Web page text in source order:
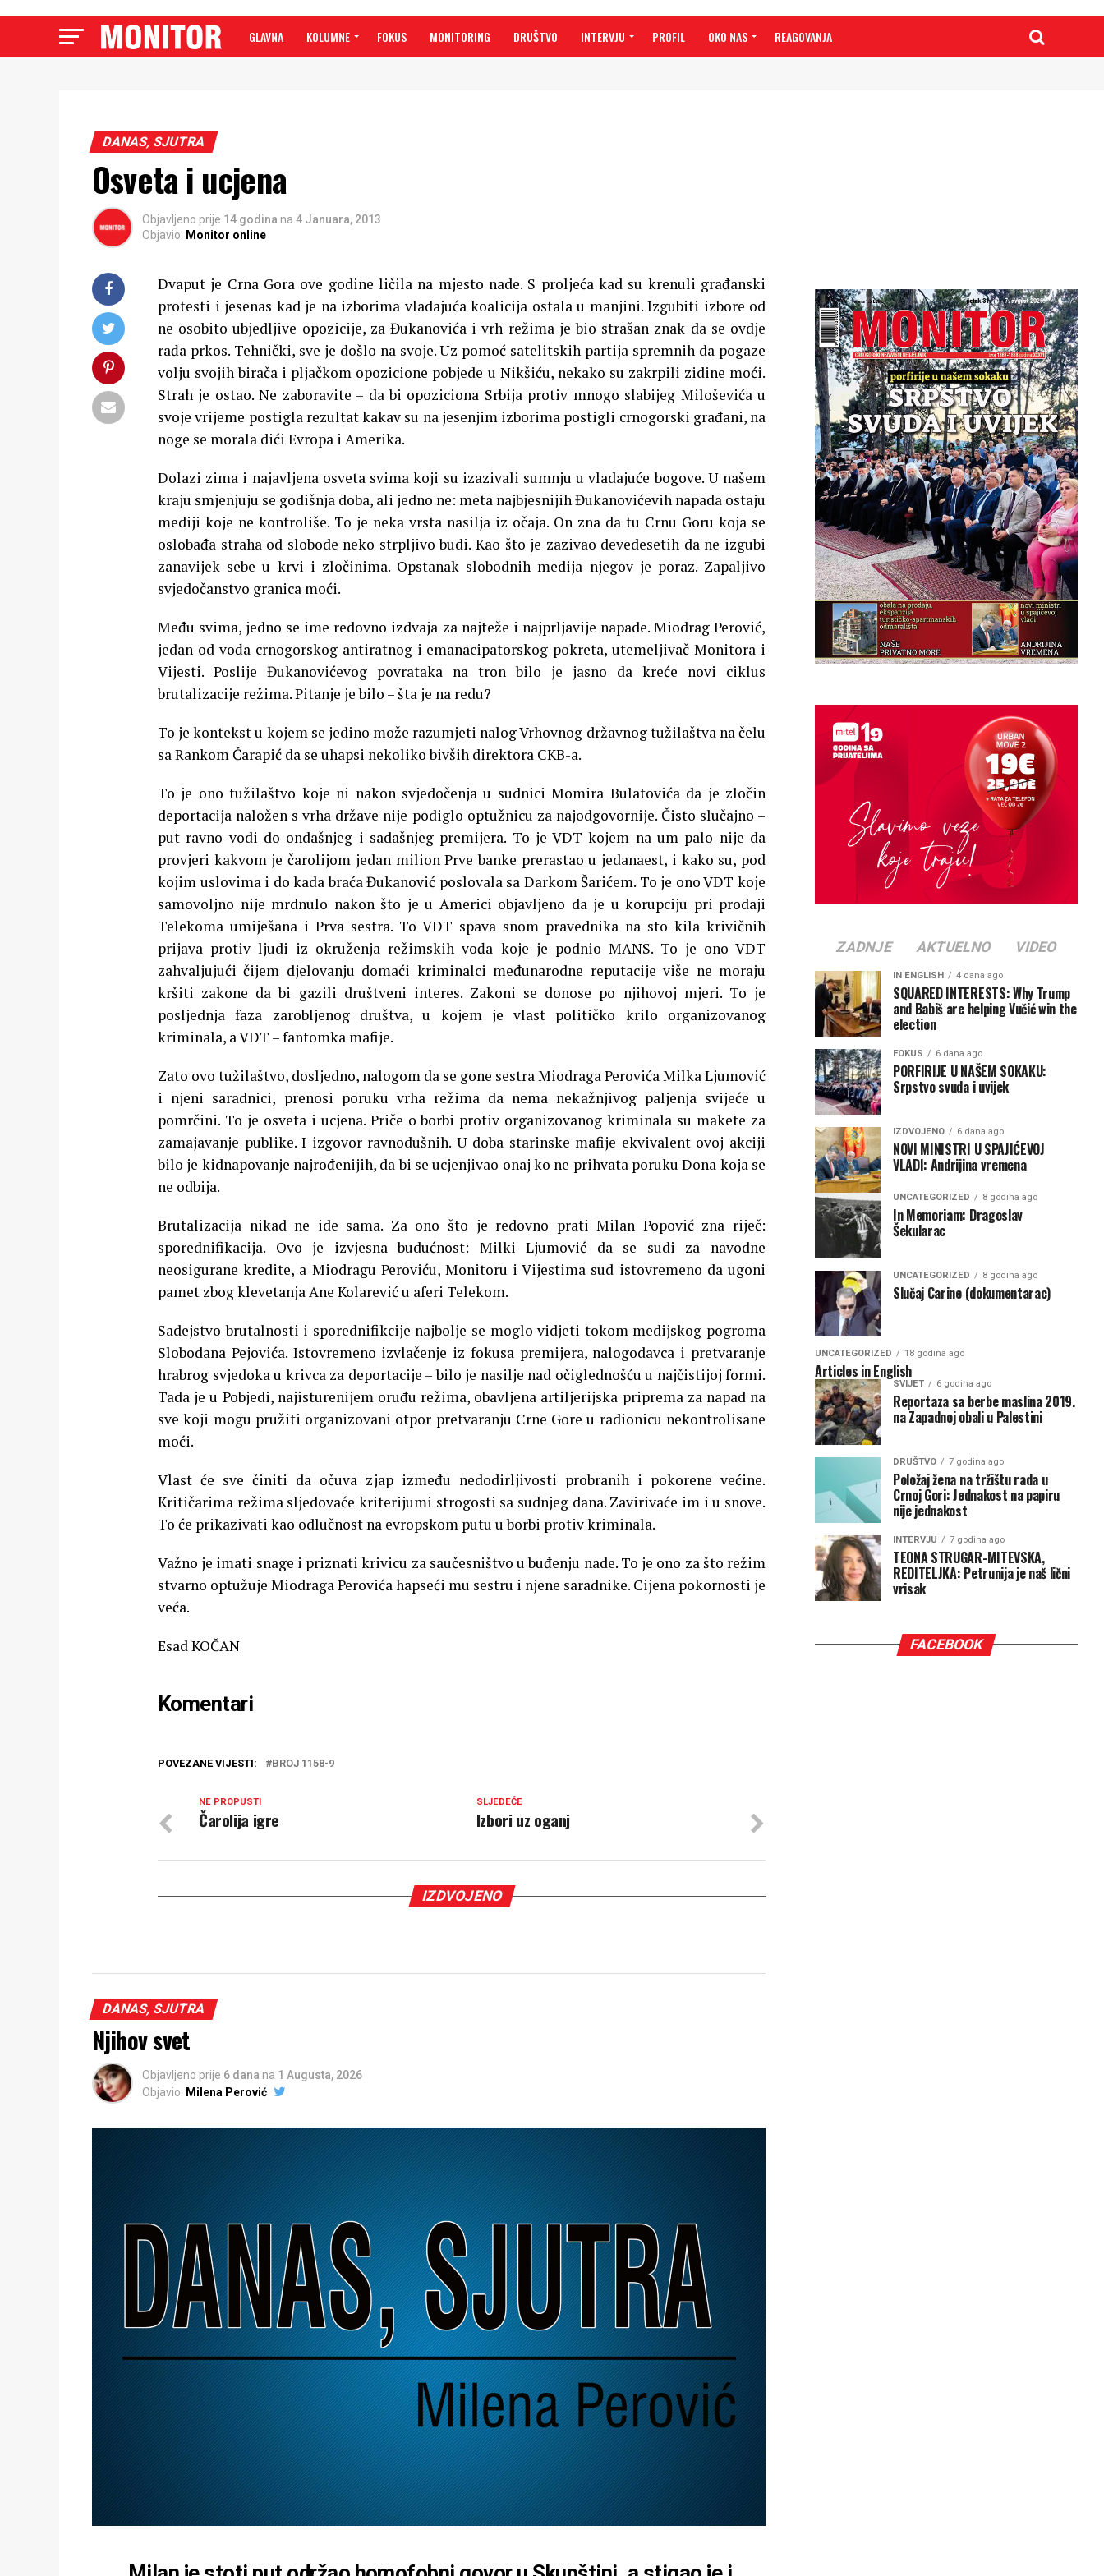
GLAVNA KOLUMNE FOKUS MONITORING DRUŠTVO INTERVJU PROFIL OKO NAS REAGOVANJA
DANAS, SJUTRA
Osveta i ucjena
Objavljeno prije 14 godina na 4 Januara, 2013
Objavio: Monitor online
Dvaput je Crna Gora ove godine ličila na mjesto nade. S proljeća kad su krenuli građanski
protesti i jesenas kad je na izborima vladajuća koalicija ostala u manjini. Izgubiti izbore od
ne osobito ubjedljive opozicije, za Đukanovića i vrh režima je bio strašan znak da se ovdje
rađa prkos. Tehnički, sve je došlo na svoje. Uz pomoć satelitskih partija spremnih da pogaze
volju svojih birača i pljačkom opozicione pobjede u Nikšiću, nekako su zakrpili zidine moći.
Strah je ostao.Ne zaboravite – da bi opoziciona Srbija protiv mnogo slabijeg Miloševića u
svoje vrijeme postigla rezultat kakav su na jesenjim izborima postigli crnogorski građani, na
noge se morala dići Evropa i Amerika.
Dolazi zima i najavljena osveta svima koji su izazivali sumnju u vladajuće bogove. U našem
kraju smjenjuju se godišnja doba, ali jedno ne: meta najbjesnijih Đukanovićevih napada ostaju
mediji koje ne kontroliše. To je neka vrsta nasilja iz očaja. On zna da tu Crnu Goru koja se
oslobađa straha od slobode neko strpljivo budi. Kao što je zazivao devedesetih da ne izgubi
zanavijek sebe u krvi i zločinima. Opstanak slobodnih medija njegov je poraz. Zapaljivo
svjedočanstvo granica moći.
Među svima, jedno se ime redovno izdvaja za najteže i najprljavije napade. Miodrag Perović,
jedan od vođa crnogorskog antiratnog i emanacipatorskog pokreta, utemeljivač Monitora i
Vijesti. Poslije Đukanovićevog povrataka na tron bilo je jasno da kreće novi ciklus
brutalizacije režima. Pitanje je bilo – šta je na redu?
To je kontekst u kojem se jedino može razumjeti nalog Vrhovnog državnog tužilaštva na čelu
sa Rankom Čarapić da se uhapsi nekoliko bivših direktora CKB-a.
To je ono tužilaštvo koje ni nakon svjedočenja u sudnici Momira Bulatovića da je zločin
deportacija naložen s vrha države nije podiglo optužnicu za najodgovornije. Čisto slučajno –
put ravno vodi do ondašnjeg i sadašnjeg premijera. To je VDT kojem na um palo nije da
provjeri kakvom je čarolijom jedan milion Prve banke prerastao u jedanaest, i kako su, pod
kojim uslovima i do kada braća Đukanović poslovala sa Darkom Šarićem. To je ono VDT koje
samovoljno nije mrdnulo nakon što je u Americi objavljeno da je u korupciju pri prodaji
Telekoma umiješana i Prva sestra. To VDT spava snom pravednika na sto kila krivičnih
prijava protiv ljudi iz okruženja režimskih vođa koje je podnio MANS. To je ono VDT
zahvaljujući čijem djelovanju domaći kriminalci međunarodne reputacije više ne moraju
kršiti zakone da bi gazili društveni interes. Zakoni se donose po njihovoj mjeri. To je
posljednja faza zarobljenog društva, u kojem je vlast političko krilo organizovanog
kriminala, a VDT – fantomka mafije.
Zato ovo tužilaštvo, dosljedno, nalogom da se gone sestra Miodraga Perovića Milka Ljumović
i njeni saradnici, prenosi poruku vrha režima da nema nekažnjivog paljenja svijeće u
pomrčini. To je osveta i ucjena. Priče o borbi protiv organizovanog kriminala su makete za
zamajavanje publike. I izgovor ravnodušnih. U doba starinske mafije ekvivalent ovoj akciji
bilo je kidnapovanje najrođenijih, da bi se ucjenjivao onaj ko ne prihvata poruku Dona koja se
ne odbija.
Brutalizacija nikad ne ide sama. Za ono što je redovno prati Milan Popović zna riječ:
sporednifikacija. Ovo je izvjesna budućnost: Milki Ljumović da se sudi za navodne
neosigurane kredite, a Miodragu Peroviću, Monitoru i Vijestima sud istovremeno da ugoni
pamet zbog klevetanja Ane Kolarević u aferi Telekom.
Sadejstvo brutalnosti i sporednifikcije najbolje se moglo vidjeti tokom medijskog pogroma
Slobodana Pejovića. Istovremeno izvlačenje iz fokusa premijera, nalogodavca i pretvaranje
hrabrog svjedoka u krivca za deportacije – bilo je nasilje nad očiglednošću u najčistijoj formi.
Tada je u Pobjedi, najisturenijem oruđu režima, obavljena artiljerijska priprema za napad na
sve koji mogu pružiti organizovani otpor pretvaranju Crne Gore u radionicu nekontrolisane
moći.
Vlast će sve činiti da očuva zjap između nedodirljivosti probranih i pokorene većine.
Kritičarima režima sljedovaće kriterijumi strogosti sa sudnjeg dana. Zavirivaće im i u snove.
To će prikazivati kao odlučnost na evropskom putu u borbi protiv kriminala.
Važno je imati snage i priznati krivicu za saučesništvo u buđenju nade. To je ono za što režim
stvarno optužuje Miodraga Perovića hapseći mu sestru i njene saradnike. Cijena pokornosti je
veća.
Esad KOČAN
Komentari
POVEZANE VIJESTI: BROJ 1158-9
SLJEDEĆE
Izbori uz oganj
NE PROPUSTI
Čarolija igre
IZDVOJENO
DANAS, SJUTRA
Njihov svet
Objavljeno prije 6 dana na 1 Augusta, 2026
Objavio: Milena Perović
ZADNJE AKTUELNO VIDEO
IN ENGLISH 4 dana ago
SQUARED INTERESTS: Why Trump
and Babiš are helping Vučić win the
election
FOKUS 6 dana ago
PORFIRIJE U NAŠEM SOKAKU:
Srpstvo svuda i uvijek
IZDVOJENO 6 dana ago
NOVI MINISTRI U SPAJIĆEVOJ
VLADI: Andrijina vremena
UNCATEGORIZED 8 godina ago
In Memoriam: Dragoslav
Šekularac
UNCATEGORIZED 8 godina ago
Slučaj Carine (dokumentarac)
UNCATEGORIZED 18 godina ago
Articles in English
SVIJET 6 godina ago
Reportaza sa berbe maslina 2019.
na Zapadnoj obali u Palestini
DRUŠTVO 7 godina ago
Položaj žena na tržištu rada u
Crnoj Gori: Jednakost na papiru
nije jednakost
INTERVJU 7 godina ago
TEONA STRUGAR-MITEVSKA,
REDITELJKA: Petrunija je naš lični
vrisak
FACEBOOK